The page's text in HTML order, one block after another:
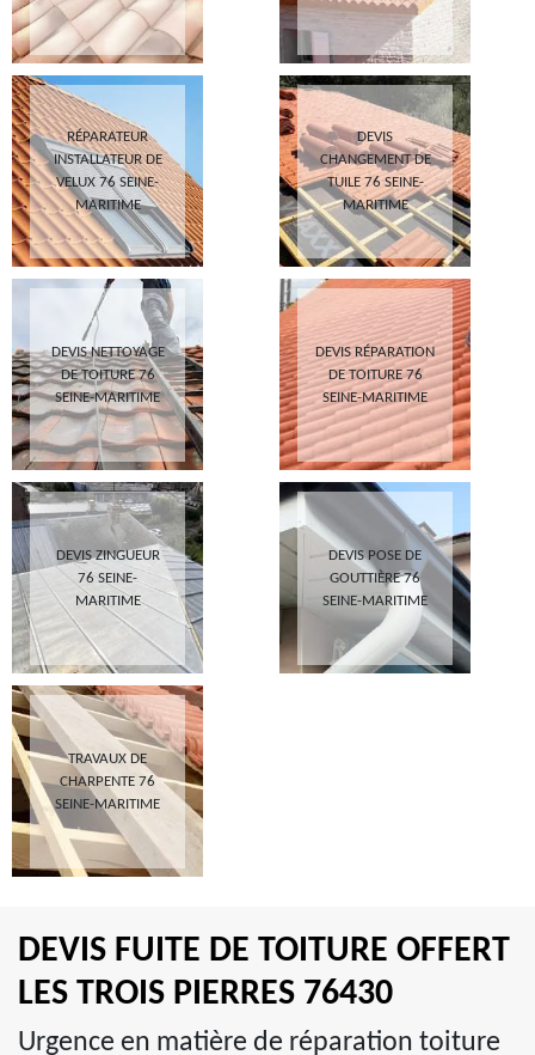
RÉPARATEUR
INSTALLATEUR DE
VELUX 76 SEINE-
MARITIME
DEVIS
CHANGEMENT DE
TUILE 76 SEINE-
MARITIME
DEVIS NETTOYAGE
DE TOITURE 76
SEINE-MARITIME
DEVIS RÉPARATION
DE TOITURE 76
SEINE-MARITIME
DEVIS ZINGUEUR
76 SEINE-
MARITIME
DEVIS POSE DE
GOUTTIÈRE 76
SEINE-MARITIME
TRAVAUX DE
CHARPENTE 76
SEINE-MARITIME
DEVIS FUITE DE TOITURE OFFERT
LES TROIS PIERRES 76430
Urgence en matière de réparation toiture